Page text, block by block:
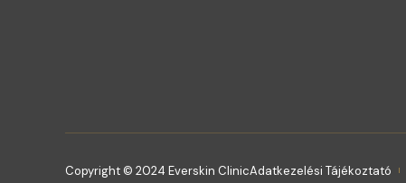
Copyright © 2024 Everskin ClinicAdatkezelési Tájékoztató
50 000 Ft értékben
×